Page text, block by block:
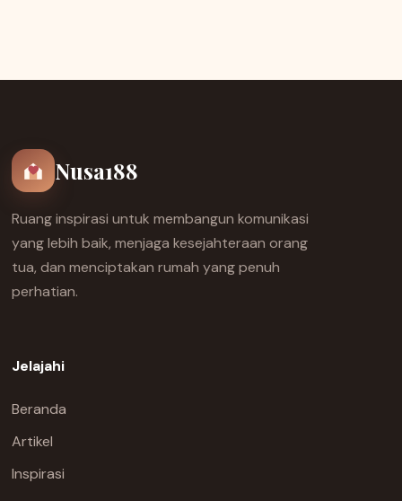
Nusa188
Ruang inspirasi untuk membangun komunikasi
yang lebih baik, menjaga kesejahteraan orang
tua, dan menciptakan rumah yang penuh
perhatian.
Jelajahi
Beranda
Artikel
Inspirasi